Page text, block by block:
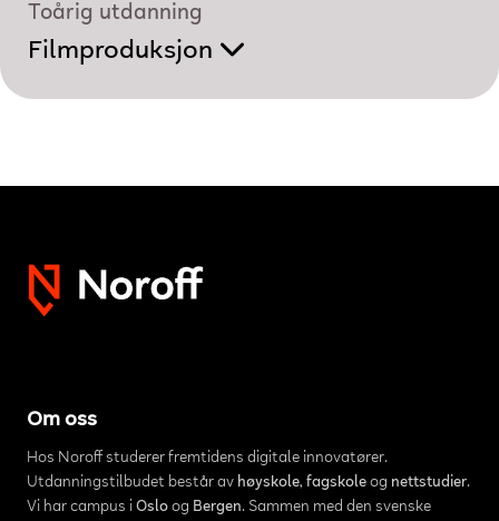
Toårig utdanning
Filmproduksjon
Om oss
Hos Noroff studerer fremtidens digitale innovatører.
Utdanningstilbudet består av høyskole, fagskoleog nettstudier.
Vi har campus i Osloog Bergen. Sammen med den svenske